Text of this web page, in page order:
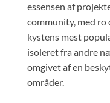
essensen af
community, med ro
kystens mest
isoleret fra andre
omgivet af en
områder.